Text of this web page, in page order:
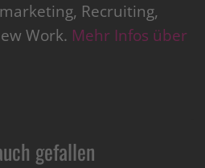
Recruiting,
Work. Mehr Infos über
gefallen